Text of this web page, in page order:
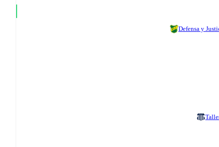
Defensa y